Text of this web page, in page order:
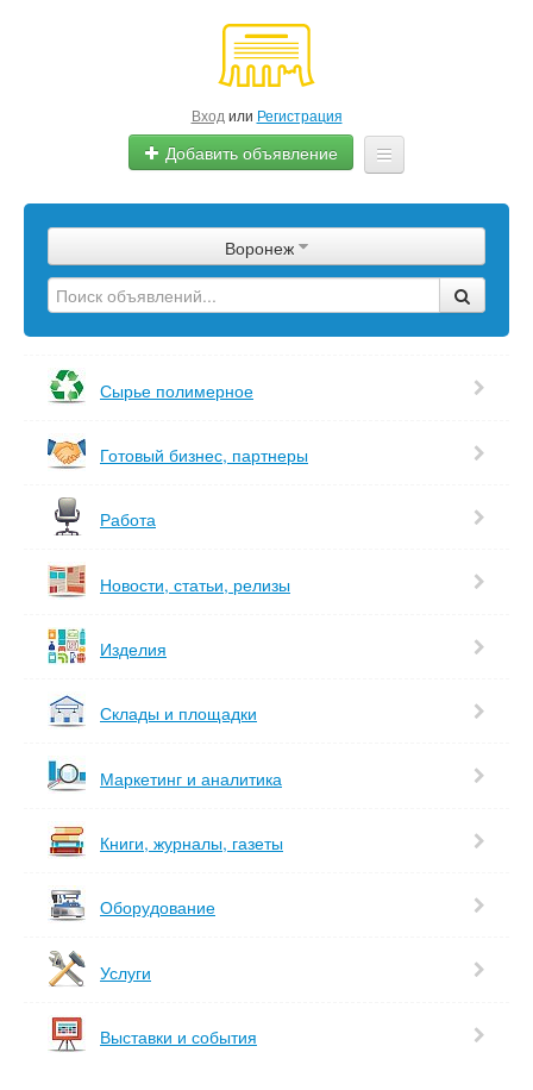
Вход или Регистрация
Добавить объявление
Сырье
Изделия
Еще
Воронеж
Сырье полимерное
Готовый бизнес, партнеры
Работа
Новости, статьи, релизы
Изделия
Склады и площадки
Маркетинг и аналитика
Книги, журналы, газеты
Оборудование
Услуги
Выставки и события